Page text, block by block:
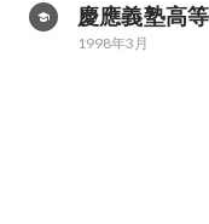
慶應義塾高
1998年3月